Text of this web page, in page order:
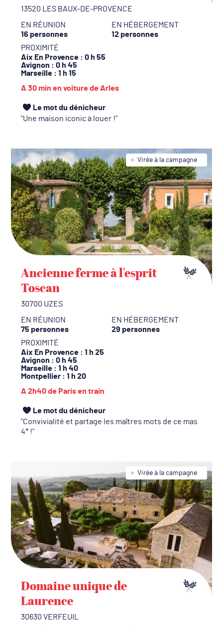
13520 LES BAUX-DE-PROVENCE
EN RÉUNION
16 personnes
EN HÉBERGEMENT
12 personnes
PROXIMITÉ
Aix En Provence : 0 h 55
Avignon : 0 h 45
Marseille : 1 h 15
A 30 min en voiture de Arles
Le mot du dénicheur
Une maison iconic à louer !
Virée à la campagne
Ancienne ferme à l'esprit
Toscan
30700 UZES
EN RÉUNION
75 personnes
EN HÉBERGEMENT
29 personnes
PROXIMITÉ
Aix En Provence : 1 h 25
Avignon : 0 h 45
Marseille : 1 h 40
Montpellier : 1 h 20
A 2h40 de Paris en train
Le mot du dénicheur
Convivialité et partage les maîtres mots de ce mas
4* !
Virée à la campagne
Domaine unique de
Laurence
30630 VERFEUIL